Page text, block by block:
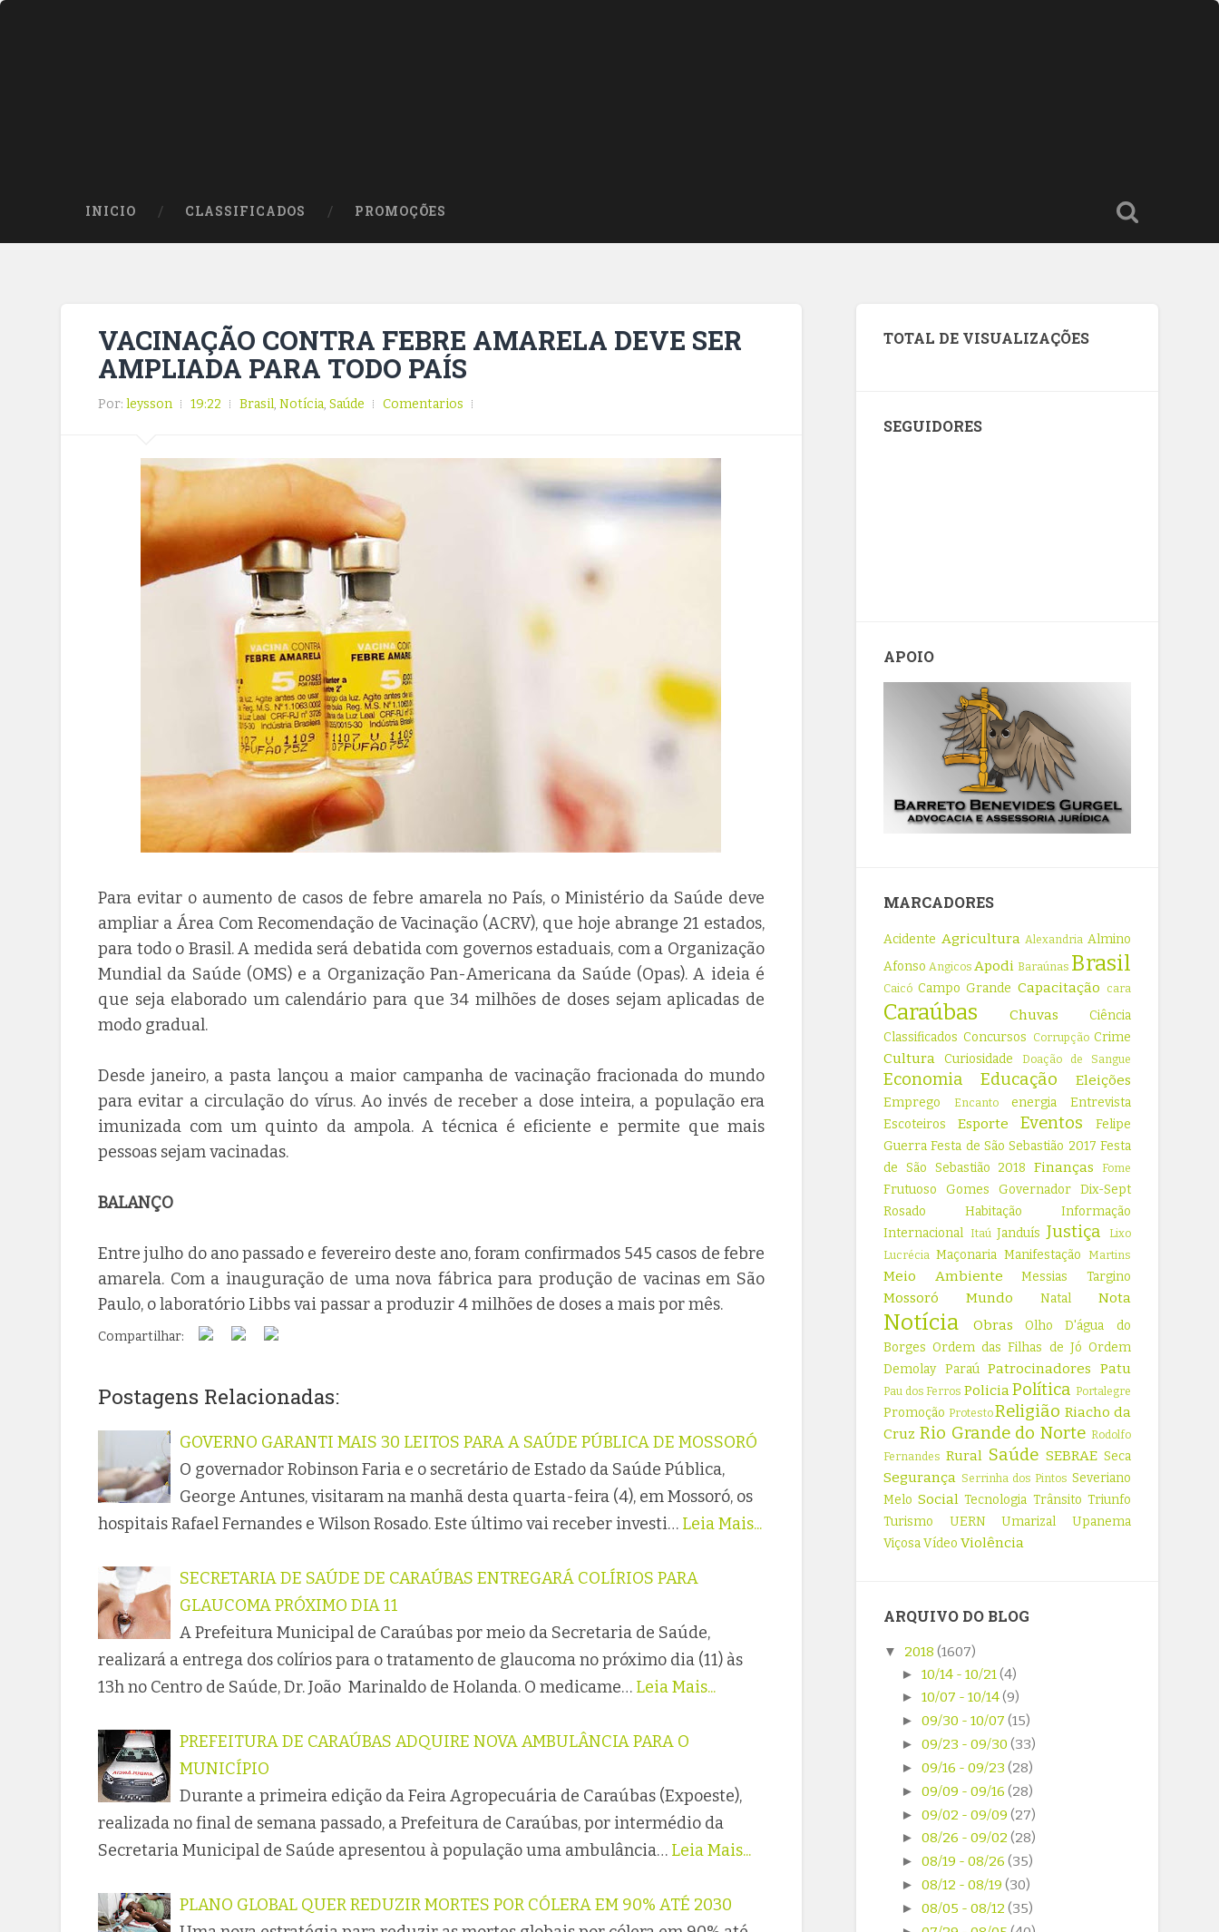
INICIO CLASSIFICADOS PROMOÇÕES
VACINAÇÃO CONTRA FEBRE AMARELA DEVE SER
AMPLIADA PARA TODO PAÍS
Por:leysson 19:22 Brasil,Notícia,Saúde Comentarios
Para evitar o aumento de casos de febre amarela no País, o Ministério da Saúde deve
ampliar a Área Com Recomendação de Vacinação (ACRV), que hoje abrange 21 estados,
para todo o Brasil. A medida será debatida com governos estaduais, com a Organização
Mundial da Saúde (OMS) e a Organização Pan-Americana da Saúde (Opas). A ideia é
que seja elaborado um calendário para que 34 milhões de doses sejam aplicadas de
modo gradual.
Desde janeiro, a pasta lançou a maior campanha de vacinação fracionada do mundo
para evitar a circulação do vírus. Ao invés de receber a dose inteira, a população era
imunizada com um quinto da ampola. A técnica é eficiente e permite que mais
pessoas sejam vacinadas.
BALANÇO
Entre julho do ano passado e fevereiro deste ano, foram confirmados 545 casos de febre
amarela. Com a inauguração de uma nova fábrica para produção de vacinas em São
Paulo, o laboratório Libbs vai passar a produzir 4 milhões de doses a mais por mês.
Compartilhar:
Postagens Relacionadas:
GOVERNO GARANTI MAIS 30 LEITOS PARA A SAÚDE PÚBLICA DE MOSSORÓ
O governador Robinson Faria e o secretário de Estado da Saúde Pública,
George Antunes, visitaram na manhã desta quarta-feira (4), em Mossoró, os
hospitais Rafael Fernandes e Wilson Rosado. Este último vai receber investi… Leia Mais...
SECRETARIA DE SAÚDE DE CARAÚBAS ENTREGARÁ COLÍRIOS PARA
GLAUCOMA PRÓXIMO DIA 11
A Prefeitura Municipal de Caraúbas por meio da Secretaria de Saúde,
realizará a entrega dos colírios para o tratamento de glaucoma no próximo dia (11) às
13h no Centro de Saúde, Dr. João Marinaldo de Holanda. O medicame… Leia Mais...
PREFEITURA DE CARAÚBAS ADQUIRE NOVA AMBULÂNCIA PARA O
MUNICÍPIO
Durante a primeira edição da Feira Agropecuária de Caraúbas (Expoeste),
realizada no final de semana passado, a Prefeitura de Caraúbas, por intermédio da
Secretaria Municipal de Saúde apresentou à população uma ambulância… Leia Mais...
PLANO GLOBAL QUER REDUZIR MORTES POR CÓLERA EM 90% ATÉ 2030
TOTAL DE VISUALIZAÇÕES
SEGUIDORES
APOIO
MARCADORES
Acidente Agricultura Alexandria Almino
Afonso Angicos Apodi Baraúnas Brasil
Caicó Campo Grande Capacitação cara
Caraúbas Chuvas
Ciência
Classificados Concursos Corrupção Crime
Cultura Curiosidade Doação de Sangue
Economia Educação Eleições
Emprego Encanto energia
Entrevista
Escoteiros
Esporte Eventos
Felipe
Guerra Festa de São Sebastião 2017 Festa
de São Sebastião 2018 Finanças Fome
Frutuoso Gomes
Governador Dix-Sept
Rosado
Habitação
Informação
Internacional
Itaú Janduís Justiça
Lixo
Lucrécia Maçonaria Manifestação Martins
Meio Ambiente Messias Targino
Mossoró Mundo Natal Nota
Notícia Obras
Olho D'água do
Borges Ordem das Filhas de Jó Ordem
Demolay Paraú Patrocinadores Patu
Pau dos Ferros PoliciaPolítica Portalegre
Promoção ProtestoReligião Riacho da
Cruz Rio Grande do Norte Rodolfo
Fernandes Rural Saúde SEBRAE Seca
Segurança Serrinha dos Pintos Severiano
Melo Social Tecnologia Trânsito Triunfo
Turismo
UERN Umarizal
Upanema
ViçosaVídeo Violência
ARQUIVO DO BLOG
▼ 2018(1607)
► 10/14 - 10/21(4)
► 10/07 - 10/14(9)
► 09/30 - 10/07 (15)
► 09/23 - 09/30 (33)
► 09/16 - 09/23 (28)
► 09/09 - 09/16 (28)
► 09/02 - 09/09 (27)
► 08/26 - 09/02 (28)
► 08/19 - 08/26 (35)
► 08/12 - 08/19 (30)
► 08/05 - 08/12 (35)